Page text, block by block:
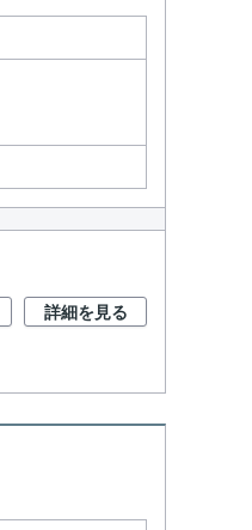
詳細を見る